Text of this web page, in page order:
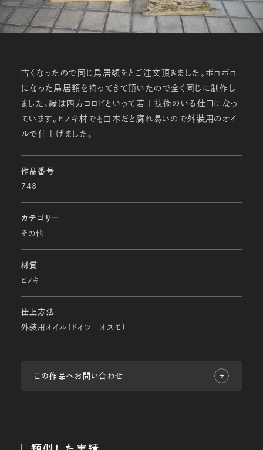
古くなったので同じ鳥居額をとご注文頂きました。ボロボロ
になった鳥居額を持ってきて頂いたので全く同じに制作し
ました。縁は四方コロビといって若干技術のいる仕口になっ
ています。ヒノキ材でも白木だと腐れ易いので外装用のオイ
ルで仕上げました。
作品番号
748
カテゴリー
その他
材質
ヒノキ
仕上方法
外装用オイル(ドイツ オスモ)
この作品へお問い合わせ